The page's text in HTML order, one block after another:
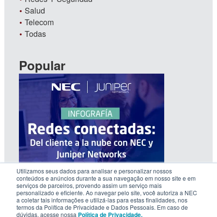
Utilizamos seus dados para analisar e personalizar nossos
conteúdos e anúncios durante a sua navegação em nosso site e em
serviços de parceiros, provendo assim um serviço mais
personalizado e eficiente. Ao navegar pelo site, você autoriza a NEC
a coletar tais informações e utilizá-las para estas finalidades, nos
termos da Política de Privacidade e Dados Pessoais. Em caso de
dúvidas, acesse nossa Política de Privacidade.
Salud
Telecom
Todas
Popular